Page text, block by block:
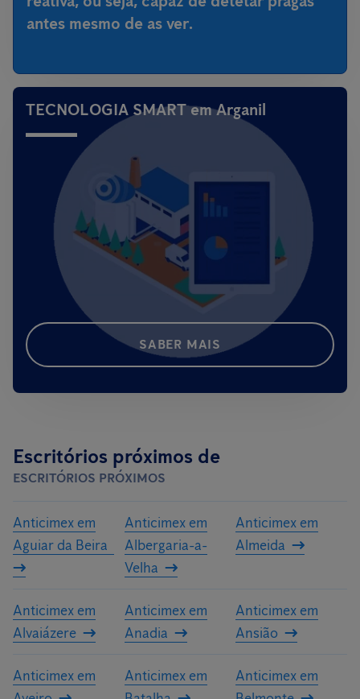
antes mesmo de as ver.
TECNOLOGIA SMART em Arganil
SABER MAIS
Escritórios próximos de
ESCRITÓRIOS PRÓXIMOS
Anticimex em
Aguiar da Beira
Anticimex em
Albergaria-a-
Velha
Anticimex em
Almeida
Anticimex em
Alvaiázere
Anticimex em
Anadia
Anticimex em
Ansião
Anticimex em
Anticimex em
Anticimex em